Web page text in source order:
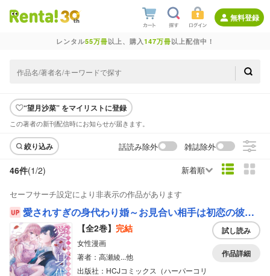
無料登録
レンタル55万冊以上、購入147万冊以上配信中！
“望月沙菜” をマイリストに登録
この著者の新刊配信時にお知らせが届きます。
絞り込み 話読み除外 雑誌除外
46件(1/2) 新着順
セーフサーチ設定により非表示の作品があります
愛されすぎの身代わり婚～お見合い相手は初恋の彼でした～
【全2巻】 完結
女性漫画
著者：高瀬綾...他
出版社：HCJコミックス（ハーパーコリ
試し読み
作品詳細